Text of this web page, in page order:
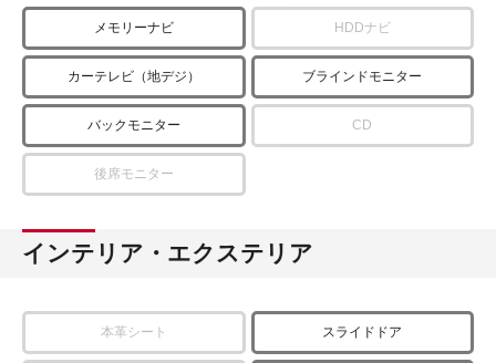
メモリーナビ HDDナビ
カーテレビ（地デジ） ブラインドモニター
バックモニター CD
後席モニター
インテリア・エクステリア
本革シート スライドドア